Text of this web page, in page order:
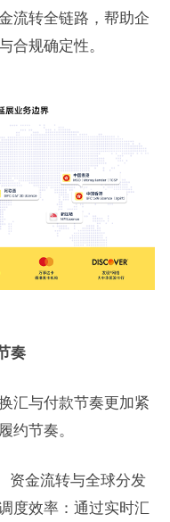
流转全链路，帮助企
合规确定性。
奏
汇与付款节奏更加紧
约节奏。
资金流转与全球分发
度效率：通过实时汇